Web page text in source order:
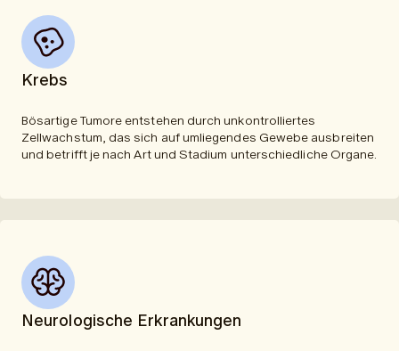
Krebs
Bösartige Tumore entstehen durch unkontrolliertes
Zellwachstum, das sich auf umliegendes Gewebe ausbreiten
und betrifft je nach Art und Stadium unterschiedliche Organe.
Neurologische Erkrankungen